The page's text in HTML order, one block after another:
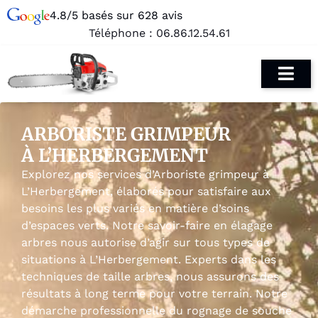
4.8/5 basés sur 628 avis
Téléphone : 06.86.12.54.61
ARBORISTE GRIMPEUR
À L’HERBERGEMENT
Explorez nos services d’Arboriste grimpeur à
L’Herbergement, élaborés pour satisfaire aux
besoins les plus variés en matière d’soins
d’espaces verts. Notre savoir-faire en élagage
arbres nous autorise d’agir sur tous types de
situations à L’Herbergement. Experts dans les
techniques de taille arbres, nous assurons des
résultats à long terme pour votre terrain. Notre
démarche professionnelle du rognage de souche